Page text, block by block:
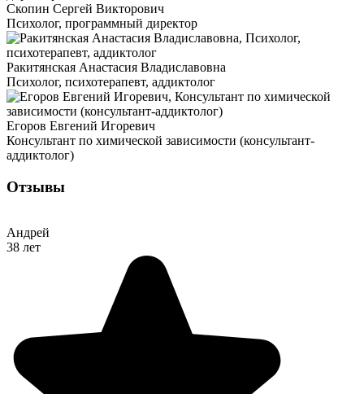
Скопин Сергей Викторович
Психолог, программный директор
Ракитянская Анастасия Владиславовна
Психолог, психотерапевт, аддиктолог
Егоров Евгений Игоревич
Консультант по химической зависимости (консультант-
аддиктолог)
Отзывы
Андрей
38 лет